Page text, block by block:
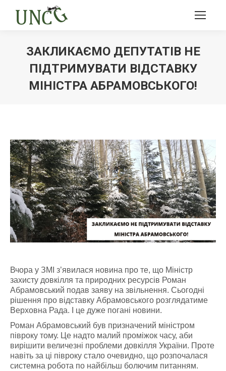
ЗАКЛИКАЄМО ДЕПУТАТІВ НЕ
ПІДТРИМУВАТИ ВІДСТАВКУ
МІНІСТРА АБРАМОВСЬКОГО!
Вчора у ЗМІ з’явилася новина про те, що Міністр
захисту довкілля та природних ресурсів Роман
Абрамовський подав заяву на звільнення. Сьогодні
рішення про відставку Абрамовського розглядатиме
Верховна Рада. І це дуже погані новини.
Роман Абрамовський був призначений міністром
півроку тому. Це надто малий проміжок часу, аби
вирішити величезні проблеми довкілля України. Проте
навіть за ці півроку стало очевидно, що розпочалася
системна робота по найбільш болючим питанням.